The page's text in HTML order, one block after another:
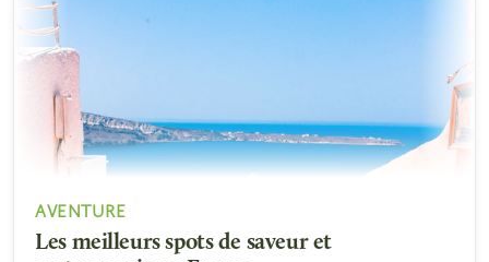
AVENTURE
Les meilleurs spots de saveur et